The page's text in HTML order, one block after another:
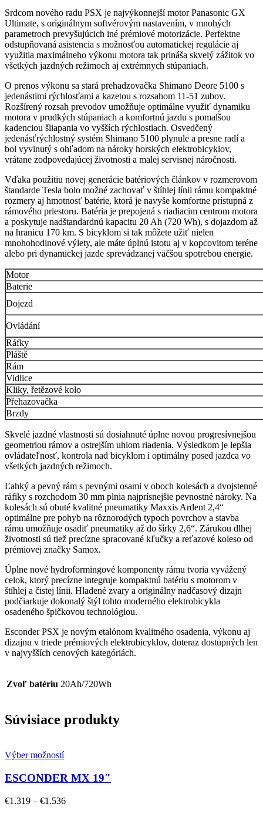
Srdcom nového radu PSX je najvýkonnejší motor Panasonic GX
Ultimate, s originálnym softvérovým nastavením, v mnohých
parametroch prevyšujúcich iné prémiové motorizácie. Perfektne
odstupňovaná asistencia s možnosťou automatickej regulácie aj
využitia maximálneho výkonu motora tak prináša skvelý zážitok vo
všetkých jazdných režimoch aj extrémnych stúpaniach.
O prenos výkonu sa stará prehadzovačka Shimano Deore 5100 s
jedenástimi rýchlosťami a kazetou s rozsahom 11-51 zubov.
Rozšírený rozsah prevodov umožňuje optimálne využiť dynamiku
motora v prudkých stúpaniach a komfortnú jazdu s pomalšou
kadenciou šliapania vo vyšších rýchlostiach. Osvedčený
jedenásťrýchlostný systém Shimano 5100 plynule a presne radí a
bol vyvinutý s ohľadom na nároky horských elektrobicyklov,
vrátane zodpovedajúcej životnosti a malej servisnej náročnosti.
Vďaka použitiu novej generácie batériových článkov v rozmerovom
štandarde Tesla bolo možné zachovať v štíhlej línii rámu kompaktné
rozmery aj hmotnosť batérie, ktorá je navyše komfortne prístupná z
rámového priestoru. Batéria je prepojená s riadiacim centrom motora
a poskytuje nadštandardnú kapacitu 20 Ah (720 Wh), s dojazdom až
na hranicu 170 km. S bicyklom si tak môžete užiť nielen
mnohohodinové výlety, ale máte úplnú istotu aj v kopcovitom teréne
alebo pri dynamickej jazde sprevádzanej väčšou spotrebou energie.
Motor
Baterie
Dojezd
Ovládání
Ráfky
Pláště
Rám
Vidlice
Kliky, řetězové kolo
Přehazovačka
Brzdy
Skvelé jazdné vlastnosti sú dosiahnuté úplne novou progresívnejšou
geometriou rámov a ostrejším uhlom riadenia. Výsledkom je lepšia
ovládateľnosť, kontrola nad bicyklom i optimálny posed jazdca vo
všetkých jazdných režimoch.
Ľahký a pevný rám s pevnými osami v oboch kolesách a dvojstenné
ráfiky s rozchodom 30 mm plnia najprísnejšie pevnostné nároky. Na
kolesách sú obuté kvalitné pneumatiky Maxxis Ardent 2,4“
optimálne pre pohyb na rôznorodých typoch povrchov a stavba
rámu umožňuje osadiť pneumatiky až do šírky 2,6“. Zárukou dlhej
životnosti sú tiež precízne spracované kľučky a reťazové koleso od
prémiovej značky Samox.
Úplne nové hydroformingové komponenty rámu tvoria vyvážený
celok, ktorý precízne integruje kompaktnú batériu s motorom v
štíhlej a čistej línii. Hladené zvary a originálny nadčasový dizajn
podčiarkuje dokonalý štýl tohto moderného elektrobicykla
osadeného špičkovou technológiou.
Esconder PSX je novým etalónom kvalitného osadenia, výkonu aj
dizajnu v triede prémiových elektrobicyklov, doteraz dostupných len
v najvyšších cenových kategóriách.
Zvoľ batériu 20Ah/720Wh
Súvisiace produkty
Výber možností
ESCONDER MX 19″
€1.319 – €1.536